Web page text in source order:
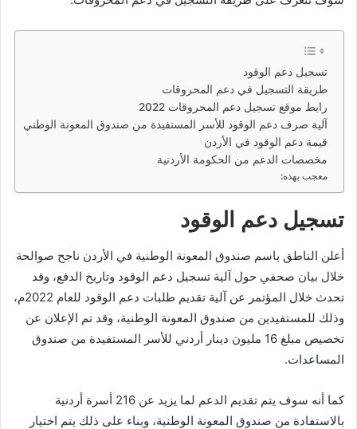
تسجيل دعم الوقود
طريقة التسجيل في دعم المحروقات
رابط موقع تسجيل دعم المحروقات 2022
آلية صرف دعم الوقود للأسر المستفيدة من صندوق المعونة الوطني
قيمة دعم الوقود في الأردن
مخصصات الدعم من الحكومة الأردنية
معجب بهذه:
تسجيل دعم الوقود
أعلن الناطق باسم صندوق المعونة الوطنية في الأردن ناجح صوالحة
خلال بيان صحفي حول آلية تسجيل دعم الوقود وتاريخ الدفع، وقد
تحدث خلال المؤتمر عن آلية تقديم طلبات دعم الوقود للعام 2022م،
وذلك للمستفيدين من صندوق المعونة الوطنية، وقد تم الإعلان عن
تخصيص مبلغ 16 مليون دينار أردني للأسر المستفيدة من صندوق
المساعدات.
كما أنه سوف يتم تقديم الدعم لما يزيد عن 216 أسرة أردنية
بالاستفادة من صندوق المعونة الوطنية، وبناء على ذلك يتم اختيار